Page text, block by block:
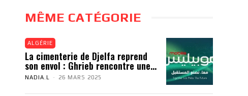
MÊME CATÉGORIE
ALGÉRIE
La cimenterie de Djelfa reprend
son envol : Ghrieb rencontre une...
NADIA.L - 26 MARS 2025